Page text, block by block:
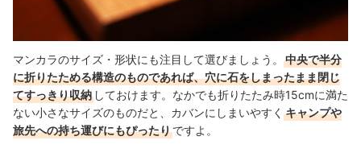
マンカラのサイズ・形状にも注目して選びましょう。
中央で半分
に折りたためる構造のものであれば、穴に石をしまったまま閉じ
てすっきり収納 しておけます。なかでも折りたたみ時15cmに満た
ない小さなサイズのものだと、カバンにしまいやすく キャンプや
旅先への持ち運びにもぴったりですよ。